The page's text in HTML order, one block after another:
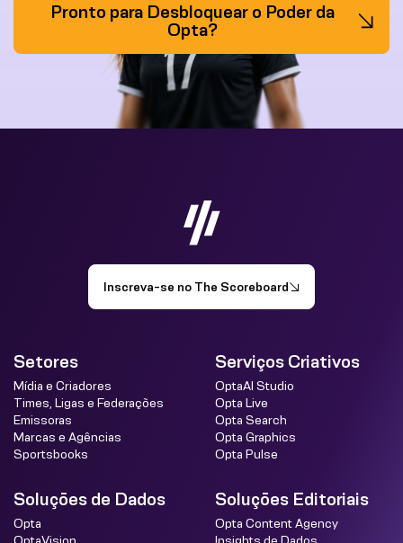
Pronto para Desbloquear o Poder da
Opta?
Inscreva-se no The Scoreboard
Setores
Mídia e Criadores
Times, Ligas e Federações
Emissoras
Marcas e Agências
Sportsbooks
Serviços Criativos
OptaAI Studio
Opta Live
Opta Search
Opta Graphics
Opta Pulse
Soluções de Dados
Opta
Soluções Editoriais
Opta Content Agency